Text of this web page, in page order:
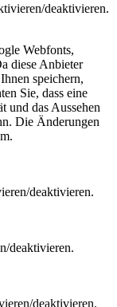
deaktivieren.
Webfonts,
diese Anbieter
speichern,
Sie, dass eine
und das Aussehen
Die Änderungen
deaktivieren.
deaktivieren.
deaktivieren.